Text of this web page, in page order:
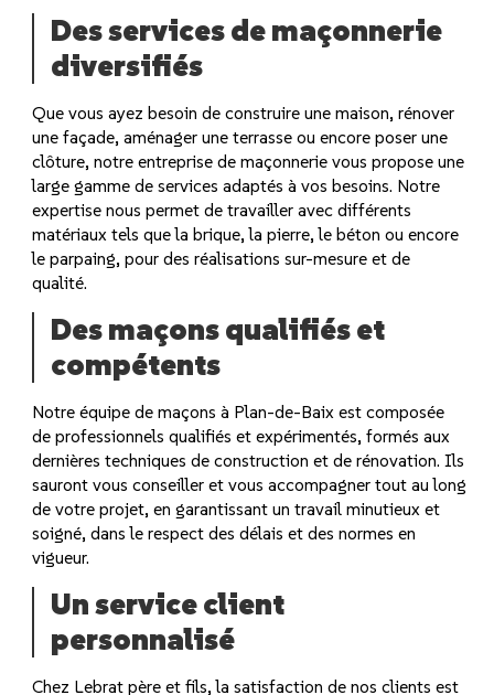
Des services de maçonnerie
diversifiés
Que vous ayez besoin de construire une maison, rénover
une façade, aménager une terrasse ou encore poser une
clôture, notre entreprise de maçonnerie vous propose une
large gamme de services adaptés à vos besoins. Notre
expertise nous permet de travailler avec différents
matériaux tels que la brique, la pierre, le béton ou encore
le parpaing, pour des réalisations sur-mesure et de
qualité.
Des maçons qualifiés et
compétents
Notre équipe de maçons à Plan-de-Baix est composée
de professionnels qualifiés et expérimentés, formés aux
dernières techniques de construction et de rénovation. Ils
sauront vous conseiller et vous accompagner tout au long
de votre projet, en garantissant un travail minutieux et
soigné, dans le respect des délais et des normes en
vigueur.
Un service client
personnalisé
Chez Lebrat père et fils, la satisfaction de nos clients est